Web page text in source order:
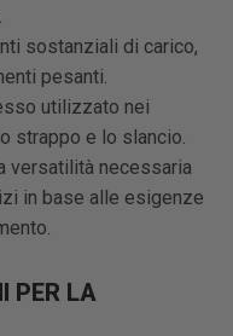
sostanziali di carico,
pesanti.
utilizzato nei
strappo e lo slancio.
versatilità necessaria
in base alle esigenze
PER LA